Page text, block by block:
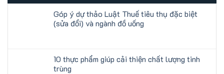
Góp ý dự thảo Luật Thuế tiêu thụ đặc biệt
(sửa đổi) và ngành đồ uống
10 thực phẩm giúp cải thiện chất lượng tinh
trùng